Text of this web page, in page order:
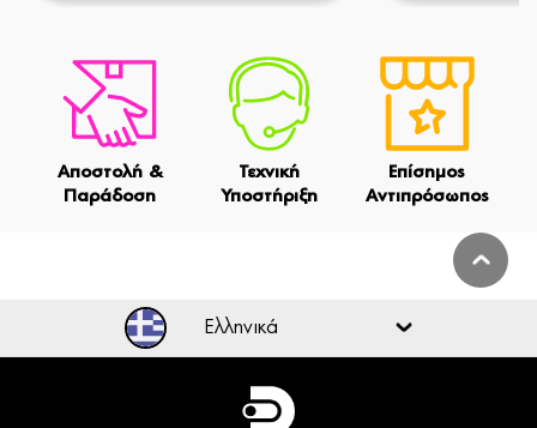
Αποστολή &
Παράδοση
Τεχνική
Υποστήριξη
Επίσημος
Αντιπρόσωπος
Ελληνικά
Ελληνικά